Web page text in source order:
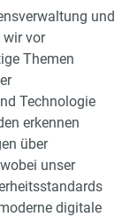
und
wir vor
Themen
Technologie
erkennen
über
unser
digitale